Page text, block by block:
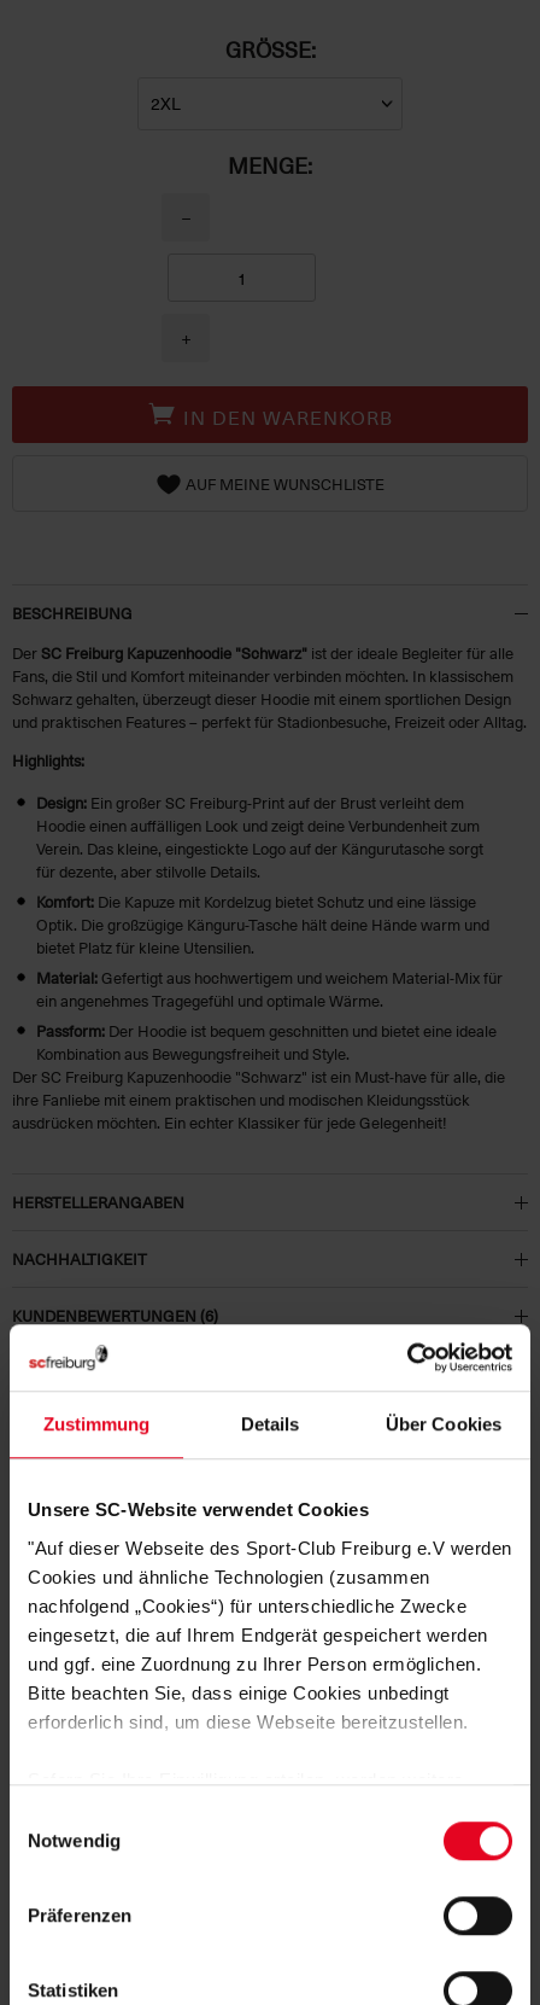
Zustimmung Details Über Cookies
Unsere SC-Website verwendet Cookies
"Auf dieser Webseite des Sport-Club Freiburg e.V werden
Cookies und ähnliche Technologien (zusammen
nachfolgend „Cookies“) für unterschiedliche Zwecke
eingesetzt, die auf Ihrem Endgerät gespeichert werden
und ggf. eine Zuordnung zu Ihrer Person ermöglichen.
Bitte beachten Sie, dass einige Cookies unbedingt
erforderlich sind, um diese Webseite bereitzustellen.
Sofern Sie Ihre Einwilligung erteilen, werden weitere
Daten von Ihnen (z.B. persönlichen Identifikatoren oder
IP-Adressen) verarbeitet werden. Durch Klicken auf den
Speicherung aller aufgeführten Cookies und der
Daten für die unten jeweils angegebene Zwecke gem. §
Notwendig
Präferenzen
Statistiken
GRÖSSE:
MENGE:
−
+
IN DEN WARENKORB
AUF MEINE WUNSCHLISTE
BESCHREIBUNG
Der SC Freiburg Kapuzenhoodie "Schwarz" ist der ideale Begleiter für alle
Fans, die Stil und Komfort miteinander verbinden möchten. In klassischem
Schwarz gehalten, überzeugt dieser Hoodie mit einem sportlichen Design
und praktischen Features – perfekt für Stadionbesuche, Freizeit oder Alltag.
Highlights:
Design: Ein großer SC Freiburg-Print auf der Brust verleiht dem
Hoodie einen auffälligen Look und zeigt deine Verbundenheit zum
Verein. Das kleine, eingestickte Logo auf der Kängurutasche sorgt
für dezente, aber stilvolle Details.
Komfort: Die Kapuze mit Kordelzug bietet Schutz und eine lässige
Optik. Die großzügige Känguru-Tasche hält deine Hände warm und
bietet Platz für kleine Utensilien.
Material:Gefertigt aus hochwertigem und weichem Material-Mix für
ein angenehmes Tragegefühl und optimale Wärme.
Passform: Der Hoodie ist bequem geschnitten und bietet eine ideale
Kombination aus Bewegungsfreiheit und Style.
Der SC Freiburg Kapuzenhoodie "Schwarz" ist ein Must-have für alle, die
ihre Fanliebe mit einem praktischen und modischen Kleidungsstück
ausdrücken möchten. Ein echter Klassiker für jede Gelegenheit!
HERSTELLERANGABEN
NACHHALTIGKEIT
KUNDENBEWERTUNGEN (6)
DAS KÖNNTE DIR AUCH
GEFALLEN
SALE